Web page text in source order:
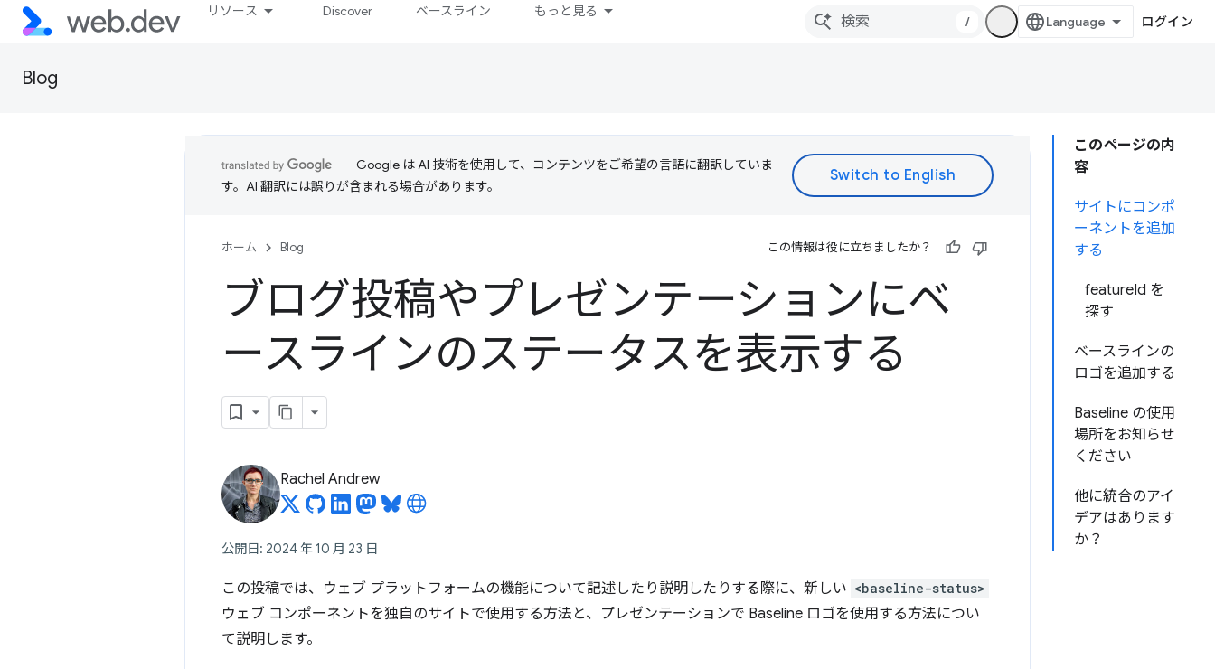
リソース Discover ベースライン もっと見る
/ ログイン
Blog
このページの内
容
サイトにコンポ
ーネントを追加
する
featureId を
探す
ベースラインの
ロゴを追加する
Baseline の使用
場所をお知らせ
ください
他に統合のアイ
デアはあります
か？
Google は AI 技術を使用して、コンテンツをご希望の言語に翻訳していま
す。AI 翻訳には誤りが含まれる場合があります。
ホーム Blog この情報は役に立ちましたか？
ブログ投稿やプレゼンテーションにベ
ースラインのステータスを表示する
Rachel Andrew
公開日: 2024 年 10 月 23 日
この投稿では、ウェブ プラットフォームの機能について記述したり説明したりする際に、新しい <baseline-status>
ウェブ コンポーネントを独自のサイトで使用する方法と、プレゼンテーションで Baseline ロゴを使用する方法につい
て説明します。